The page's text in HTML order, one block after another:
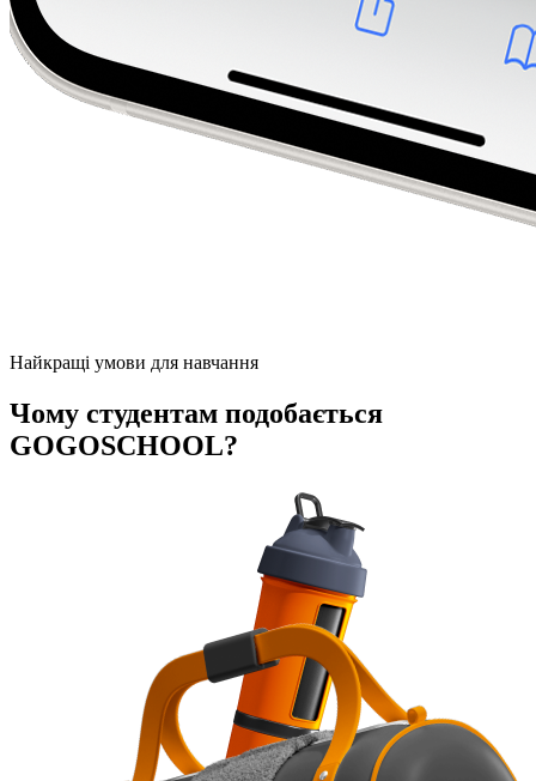
Найкращі умови для навчання
Чому студентам подобається
GOGOSCHOOL?